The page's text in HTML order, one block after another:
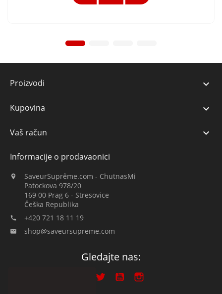
Proizvodi 
Kupovina 
Vaš račun 
Informacije o prodavaonici

SaveurSuprême.com - ChutnasMi
Patockova 978/20
169 00 Prag 6 - Stresovice
Češka Republika
 +420 721 18 11 19
 shop@saveursupreme.com
Gledajte nas: